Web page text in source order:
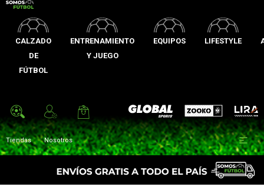
CALZADO
DE
FÚTBOL
ENTRENAMIENTO
Y JUEGO
EQUIPOS LIFESTYLE
Global Sports Zooko Lira
Tiendas Nosotros 